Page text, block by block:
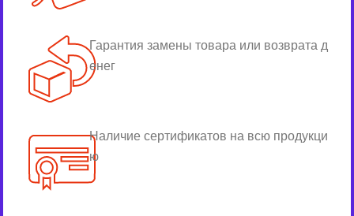
Гарантия замены товара или возврата д
енег
Наличие сертификатов на всю продукци
ю